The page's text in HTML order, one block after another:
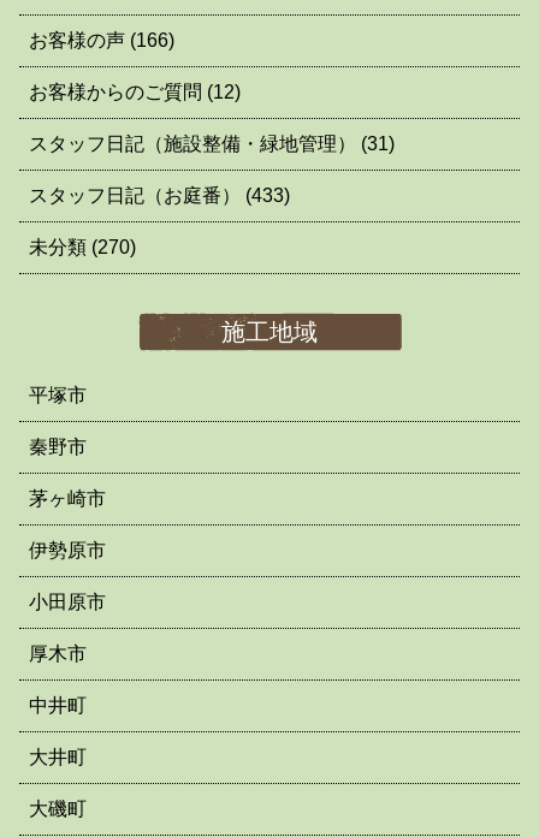
お客様の声 (166)
お客様からのご質問 (12)
スタッフ日記（施設整備・緑地管理） (31)
スタッフ日記（お庭番） (433)
未分類 (270)
施工地域
平塚市
秦野市
茅ヶ崎市
伊勢原市
小田原市
厚木市
中井町
大井町
大磯町